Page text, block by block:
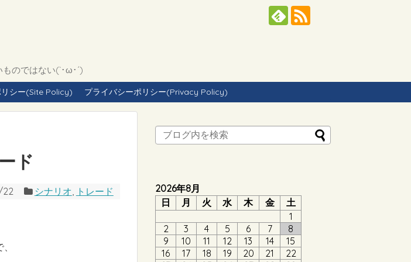
のではない(`･ω･´)
シー(Site Policy) プライバシーポリシー(Privacy Policy)
ド
22 シナリオ, トレード
2026年8月
日
月 火 水 木 金
土
1
2
3 4 5 6 7
8
9
10 11 12 13 14
15
16
17 18 19 20 21
22